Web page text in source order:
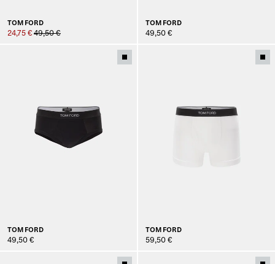
TOM FORD
24,75 € 49,50 €
TOM FORD
49,50 €
TOM FORD
49,50 €
TOM FORD
59,50 €